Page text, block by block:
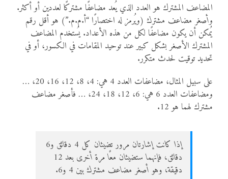
المضاعف المشترك هو العدد الذي يُعد مضاعفًا مشتركًا لعددين أو أكثر.
وأصغر مضاعف مشترك(ويُرمز له اختصارًا “أ.م.م.”) هو أقل رقم
يُمكن أن يكون مضاعفًا لكل من هذه الأعداد. يُستخدم المضاعف
المشترك الأصغر بشكل كبير عند توحيد المقامات في الكسور، أو في
تحديد توقيت لحدث متكرر.
على سبيل المثال، مضاعفات العدد 4 هي: 4، 8، 12، 16، 20، …
ومضاعفات العدد 6 هي: 6، 12، 18، 24، … فأصغر مضاعف
مشترك لهما هو 12.
إذا كانت إشارتان مرور تضيئان كل 4 دقائق و6
دقائق، فإنهما ستضيئان معًا مرة أخرى بعد 12
دقيقة، وهو أصغر مضاعف مشترك بين 4 و6.